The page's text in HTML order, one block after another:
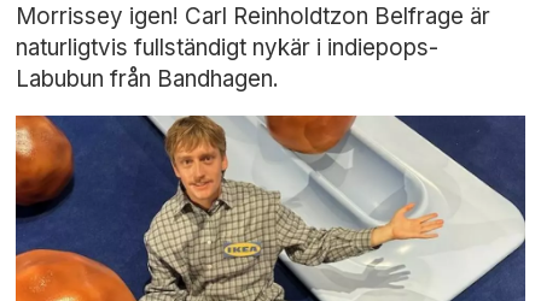
Morrissey igen! Carl Reinholdtzon Belfrage är
naturligtvis fullständigt nykär i indiepops-
Labubun från Bandhagen.